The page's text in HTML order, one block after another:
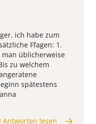
ich habe zum
Ffagen: 1.
üblicherweise
zu welchem
spätestens
Antworten lesen